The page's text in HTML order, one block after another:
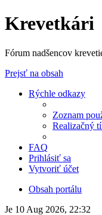
Krevetkári
Fórum nadšencov
Prejsť na obsah
Rýchle odkazy
Zoznam
Realizačný
FAQ
Prihlásiť sa
Vytvoriť účet
Obsah portálu
Je 10 Aug 2026, 22:32